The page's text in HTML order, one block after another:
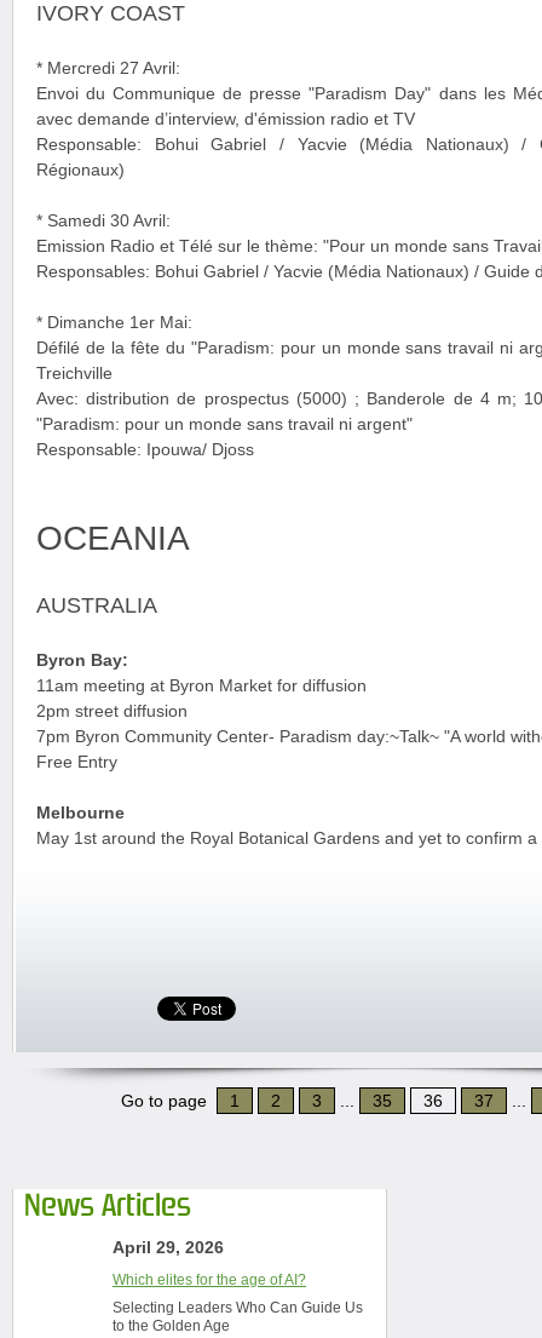
IVORY COAST
* Mercredi 27 Avril:
Envoi du Communique de presse "Paradism Day" dans les
avec demande d’interview, d'émission radio et TV
Responsable: Bohui Gabriel / Yacvie (Média Nationaux) /
Régionaux)
* Samedi 30 Avril:
Emission Radio et Télé sur le thème: "Pour un monde sans
Responsables: Bohui Gabriel / Yacvie (Média Nationaux) / Guide
* Dimanche 1er Mai:
Défilé de la fête du "Paradism: pour un monde sans travail ni
Treichville
Avec: distribution de prospectus (5000) ; Banderole de 4 m;
"Paradism: pour un monde sans travail ni argent"
Responsable: Ipouwa/ Djoss
OCEANIA
AUSTRALIA
Byron Bay:
11am meeting at Byron Market for diffusion
2pm street diffusion
7pm Byron Community Center- Paradism day:~Talk~ "A world
Free Entry
Melbourne
May 1st around the Royal Botanical Gardens and yet to confirm a
Go to page 1 2 3 35 36 37
News Articles
April 29, 2026
Which elites for the age of AI?
Selecting Leaders Who Can Guide Us
to the Golden Age